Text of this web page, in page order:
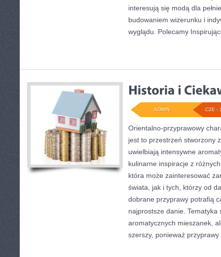
interesują się modą dla
budowaniem wizerunku i
wyglądu. Polecamy
CZE -
ADMIN
Orientalno-przyprawowy
jest to przestrzeń stworzony
uwielbiają intensywne
kulinarne inspiracje z
która może zainteresować
świata, jak i tych, którzy od
dobrane przyprawy potrafią
najprostsze danie. Tematyka
aromatycznych mieszanek,
szerszy, ponieważ przyprawy